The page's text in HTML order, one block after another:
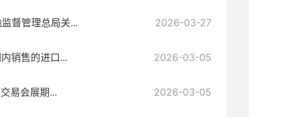
督管理总局关... 2026-03-27
销售的进口... 2026-03-05
易会展期... 2026-03-05